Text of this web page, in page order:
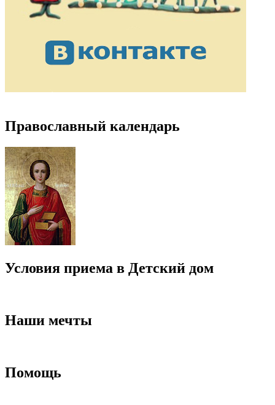
Православный календарь
Условия приема в Детский дом
Наши мечты
Помощь